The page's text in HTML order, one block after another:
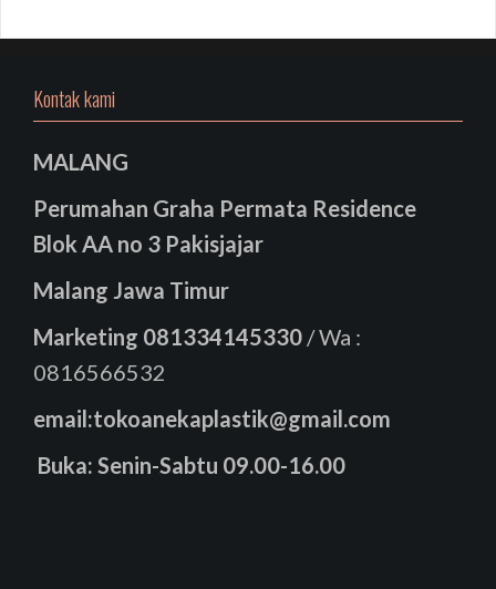
Kontak kami
MALANG
Perumahan Graha Permata Residence
Blok AA no 3 Pakisjajar
Malang Jawa Timur
Marketing 081334145330 / Wa :
0816566532
email:tokoanekaplastik@gmail.com
Buka: Senin-Sabtu 09.00-16.00